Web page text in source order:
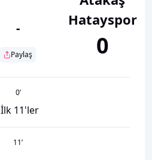
-
Paylaş
Hatayspor
0
0’
İlk 11'ler
11’